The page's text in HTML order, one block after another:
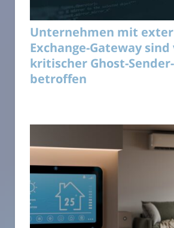
Unternehmen mit
Exchange-Gateway sind
kritischer Ghost-
betroffen